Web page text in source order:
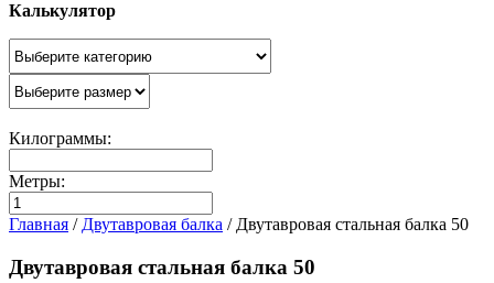
Калькулятор
Килограммы:
Метры:
Главная / Двутавровая балка / Двутавровая стальная балка 50
Двутавровая стальная балка 50